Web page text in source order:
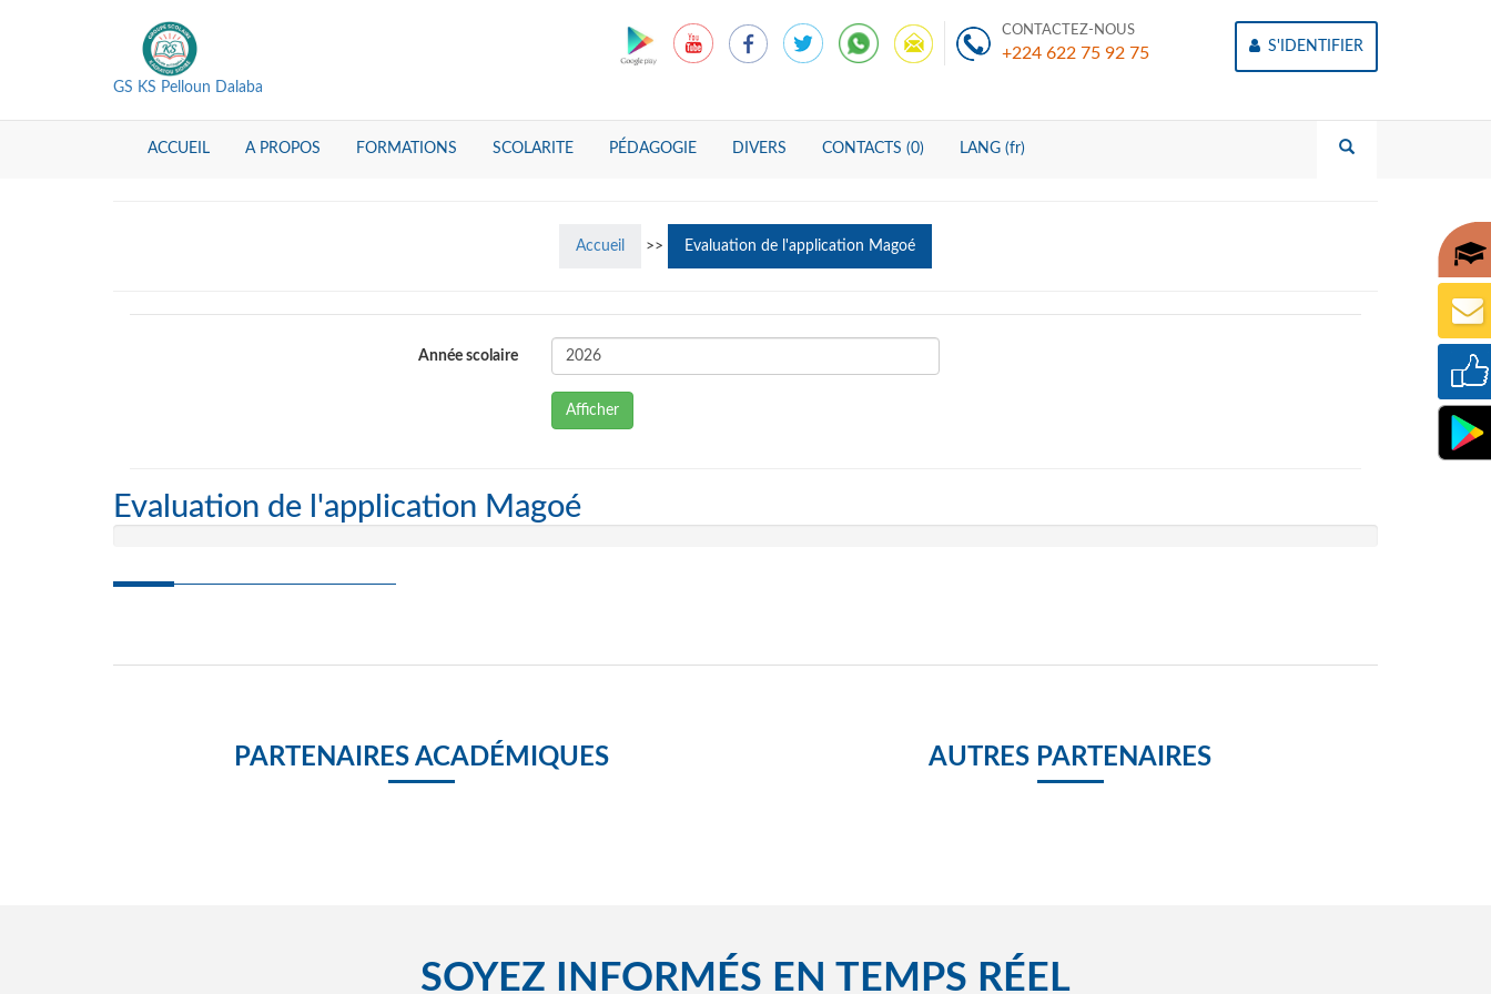
GS KS Pelloun Dalaba
CONTACTEZ-NOUS
+224 622 75 92 75 S'IDENTIFIER
ACCUEIL A PROPOS FORMATIONS SCOLARITE PÉDAGOGIE DIVERS CONTACTS (0) LANG (fr)
Accueil >> Evaluation de l'application Magoé
Année scolaire
Afficher
Evaluation de l'application Magoé
PARTENAIRES ACADÉMIQUES AUTRES PARTENAIRES
SOYEZ INFORMÉS EN TEMPS RÉEL